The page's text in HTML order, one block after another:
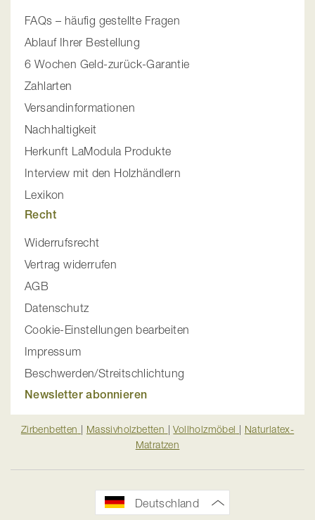
FAQs – häufig gestellte Fragen
Ablauf Ihrer Bestellung
6 Wochen Geld-zurück-Garantie
Zahlarten
Versandinformationen
Nachhaltigkeit
Herkunft LaModula Produkte
Interview mit den Holzhändlern
Lexikon
Recht
Widerrufsrecht
Vertrag widerrufen
AGB
Datenschutz
Cookie-Einstellungen bearbeiten
Impressum
Beschwerden/Streitschlichtung
Newsletter abonnieren
Zirbenbetten | Massivholzbetten |Vollholzmöbel | Naturlatex-
Matratzen
Deutschland